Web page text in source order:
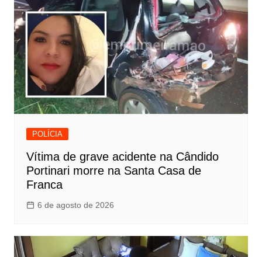
POLÍCIA
Vítima de grave acidente na Cândido
Portinari morre na Santa Casa de
Franca
6 de agosto de 2026